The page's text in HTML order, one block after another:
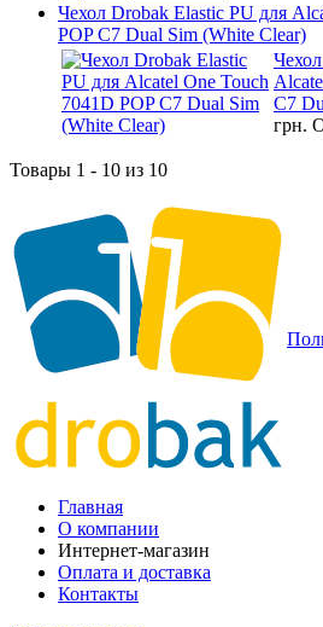
Чехол Drobak Elastic PU для
POP C7 Dual Sim (White Clear)
C7
грн.
Товары 1 - 10 из 10
Главная
О компании
Интернет-магазин
Оплата и доставка
Контакты